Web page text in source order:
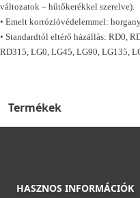
változatok – hűtőkerékkel szerelve).
• Emelt korrózióvédelemmel:
• Standardtól eltérő házállás: RD0,
RD315, LG0, LG45, LG90, LG135,
Termékek
HASZNOS INFORMÁCIÓK